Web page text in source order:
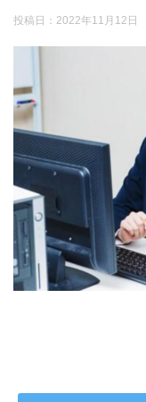
投稿日： 2022年11月12日